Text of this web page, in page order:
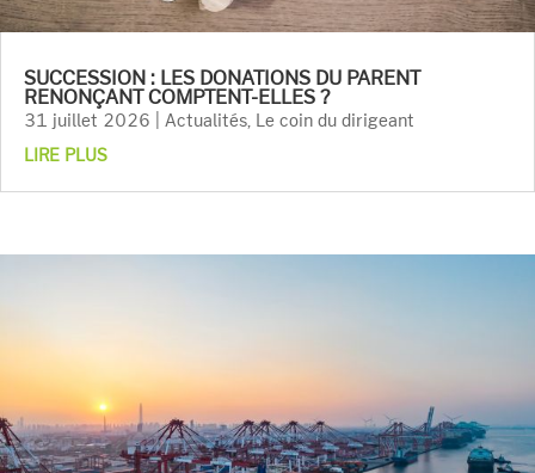
SUCCESSION : LES DONATIONS DU PARENT
RENONÇANT COMPTENT-ELLES ?
31 juillet 2026 Actualités
Le coin du dirigeant
LIRE PLUS